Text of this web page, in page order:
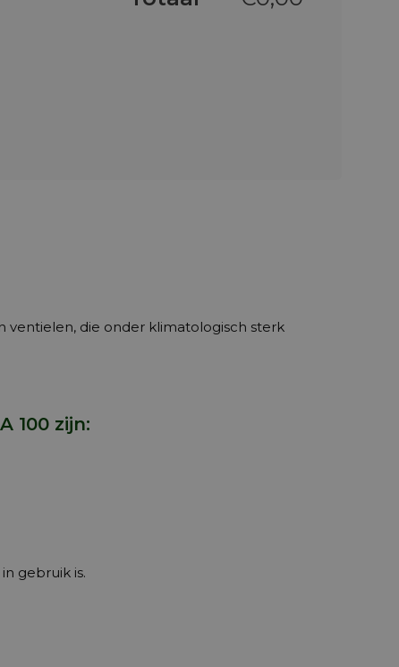
die onder klimatologisch sterk
100 zijn:
gebruik is.